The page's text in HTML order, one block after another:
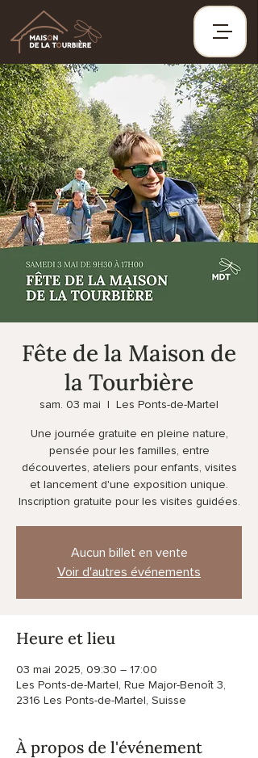
Fête de la Maison de
la Tourbière
sam. 03 mai
  |
Les Ponts-de-Martel
Une journée gratuite en pleine nature,
pensée pour les familles, entre
découvertes, ateliers pour enfants, visites
et lancement d'une exposition unique.
Inscription gratuite pour les visites guidées.
Aucun billet en vente
Voir d'autres événements
Heure et lieu
03 mai 2025, 09:30 – 17:00
Les Ponts-de-Martel, Rue Major-Benoît 3,
2316 Les Ponts-de-Martel, Suisse
À propos de l'événement